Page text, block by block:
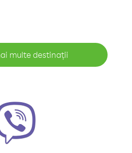
multe destinații